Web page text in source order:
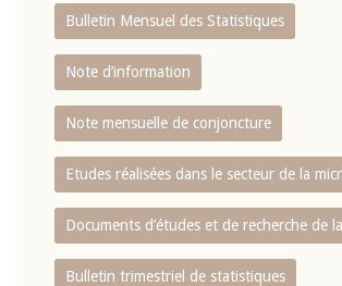
Bulletin Mensuel des Statistiques
Note d’information
Note mensuelle de conjoncture
Etudes réalisées dans le secteur de la
Documents d’études et de recherche de
Bulletin trimestriel de statistiques